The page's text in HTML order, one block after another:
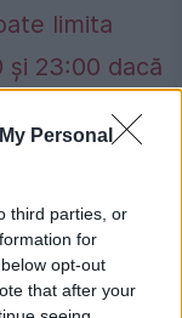
Personal
third parties, or
for
opt-out
that after your
limita
23:00 dacă